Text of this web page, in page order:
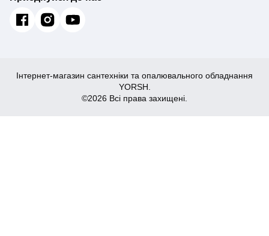
Інтернет-магазин сантехніки та опалювального обладнання
YORSH.
©2026 Всі права захищені.